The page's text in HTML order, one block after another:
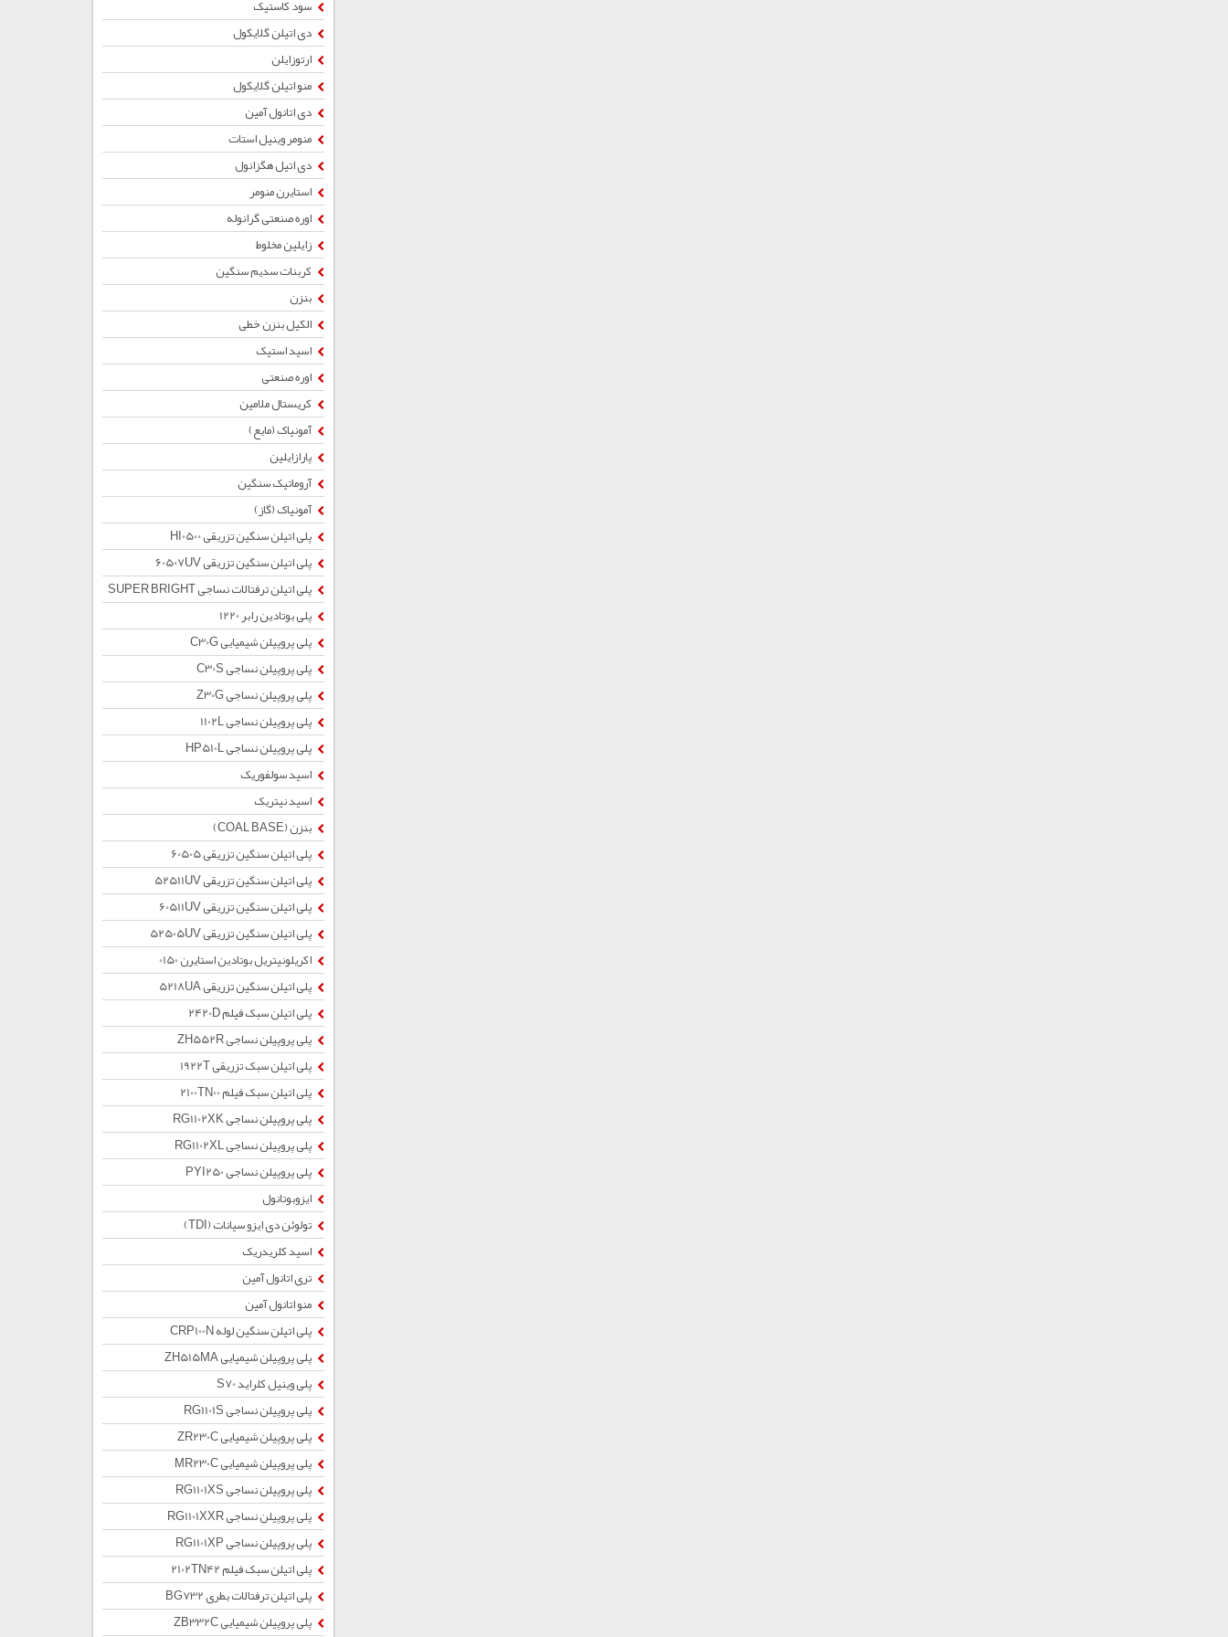
سود کاستیک
دی اتیلن گلایکول
ارتوزایلن
منو اتیلن گلایکول
دی اتانول آمین
منومر وینیل استات
دی اتیل هگزانول
استایرن منومر
اوره صنعتی گرانوله
زایلین مخلوط
کربنات سدیم سنگین
بنزن
الکیل بنزن خطی
اسید استیک
اوره صنعتی
کریستال ملامین
آمونیاک (مایع)
پارازایلین
آروماتیک سنگین
آمونیاک (گاز)
پلی اتیلن سنگین تزریقی HI0500
پلی اتیلن سنگین تزریقی 60507UV
پلی اتیلن ترفتالات نساجی SUPER BRIGHT
پلی بوتادین رابر 1220
پلی پروپیلن شیمیایی C30G
پلی پروپیلن نساجی C30S
پلی پروپیلن نساجی Z30G
پلی پروپیلن نساجی 1102L
پلی پروپیلن نساجی HP510L
اسید سولفوریک
اسید نیتریک
بنزن (COAL BASE)
پلی اتیلن سنگین تزریقی 60505
پلی اتیلن سنگین تزریقی 52511UV
پلی اتیلن سنگین تزریقی 60511UV
پلی اتیلن سنگین تزریقی 52505UV
اکریلونیتریل بوتادین استایرن 0150
پلی اتیلن سنگین تزریقی 5218UA
پلی اتیلن سبک فیلم 2420D
پلی پروپیلن نساجی ZH552R
پلی اتیلن سبک تزریقی 1922T
پلی اتیلن سبک فیلم 2100TN00
پلی پروپیلن نساجی RG1102XK
پلی پروپیلن نساجی RG1102XL
پلی پروپیلن نساجی PYI250
ایزوبوتانول
تولوئن دی ایزو سیانات (TDI)
اسید کلریدریک
تری اتانول آمین
منو اتانول آمین
پلی اتیلن سنگین لوله CRP100N
پلی پروپیلن شیمیایی ZH515MA
پلی وینیل کلراید S70
پلی پروپیلن نساجی RG1101S
پلی پروپیلن شیمیایی ZR230C
پلی پروپیلن شیمیایی MR230C
پلی پروپیلن نساجی RG1101XS
پلی پروپیلن نساجی RG1101XXR
پلی پروپیلن نساجی RG1101XP
پلی اتیلن سبک فیلم 2102TN42
پلی اتیلن ترفتالات بطری BG732
پلی پروپیلن شیمیایی ZB332C